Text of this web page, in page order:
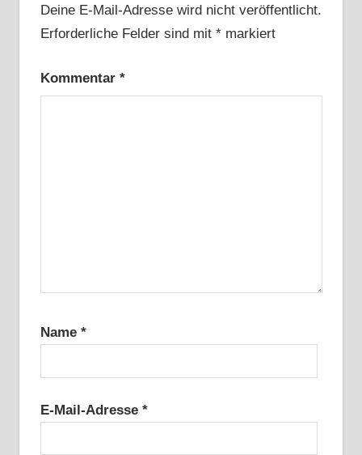
Deine E-Mail-Adresse wird nicht veröffentlicht.
Erforderliche Felder sind mit *markiert
Kommentar *
Name *
E-Mail-Adresse *